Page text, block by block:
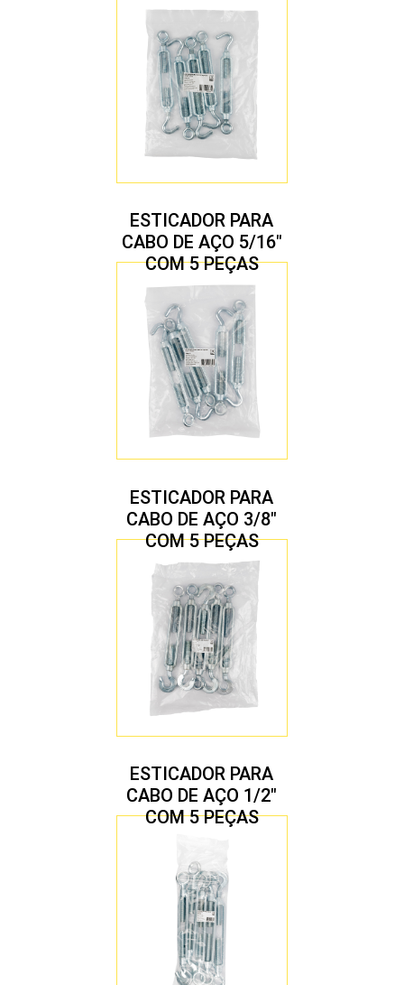
ESTICADOR PARA
CABO DE AÇO 5/16″
COM 5 PEÇAS
ESTICADOR PARA
CABO DE AÇO 3/8″
COM 5 PEÇAS
ESTICADOR PARA
CABO DE AÇO 1/2″
COM 5 PEÇAS